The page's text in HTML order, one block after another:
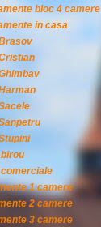
bloc 4 camere
in casa
1 camere
2 camere
3 camere